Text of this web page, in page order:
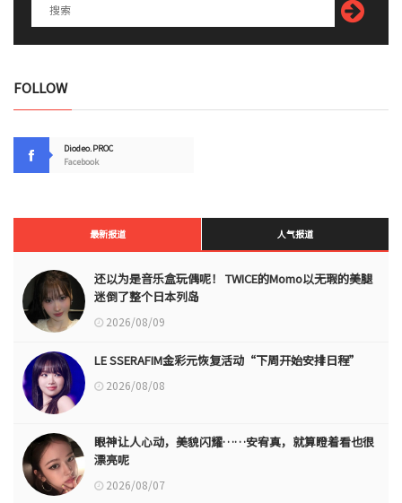
FOLLOW
Diodeo.PROC
Facebook
最新报道 人气报道
还以为是音乐盒玩偶呢！ TWICE的Momo以无瑕的美腿
迷倒了整个日本列岛
2026/08/09
LE SSERAFIM金彩元恢复活动“下周开始安排日程”
2026/08/08
眼神让人心动，美貌闪耀……安宥真，就算瞪着看也很
漂亮呢
2026/08/07